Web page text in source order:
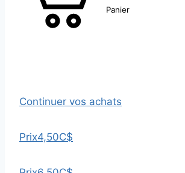
Panier
Continuer vos achats
Prix4,50C$